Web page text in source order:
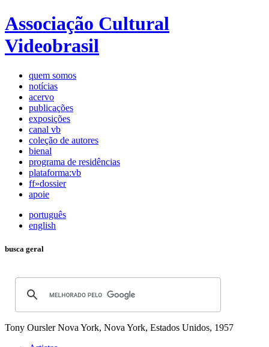
Associação Cultural
Videobrasil
quem somos
notícias
acervo
publicações
exposições
canal vb
coleção de autores
bienal
programa de residências
plataforma:vb
ff»dossier
apoie
português
english
busca geral
Tony Oursler Nova York, Nova York, Estados Unidos, 1957